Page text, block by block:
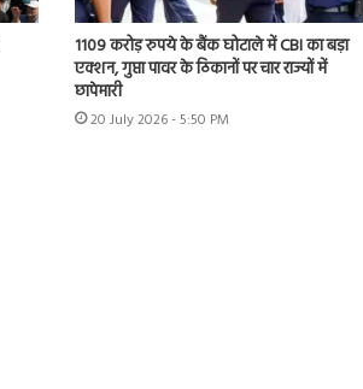
1109 करोड़ रुपये के बैंक घोटाले में CBI का बड़ा
एक्शन, गुप्ता पावर के ठिकानों पर चार राज्यों में
छापेमारी
20 July 2026 - 5:50 PM